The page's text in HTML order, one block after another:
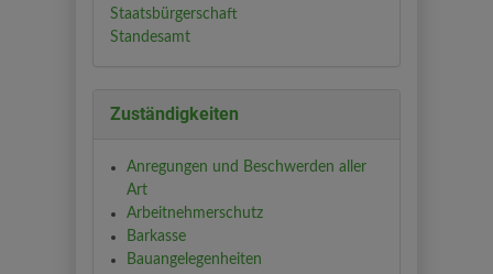
Staatsbürgerschaft
Standesamt
Zuständigkeiten
Anregungen und Beschwerden aller
Art
Arbeitnehmerschutz
Barkasse
Bauangelegenheiten